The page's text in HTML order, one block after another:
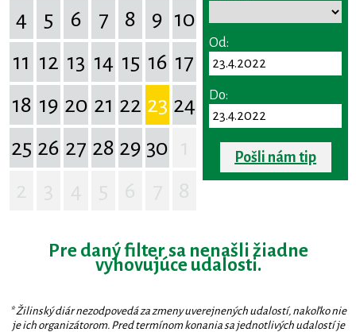
4
5 6 7 8 9 10
11 12 13 14 15 16 17
18 19 20 21 22 23 24
25 26 27 28 29 30
Od:
Do:
Pošli nám tip
Pre daný filter sa nenašli žiadne
vyhovujúce udalosti.
* Žilinský diár nezodpovedá za zmeny uverejnených udalostí, nakoľko nie
je ich organizátorom. Pred termínom konania sa jednotlivých udalostí je